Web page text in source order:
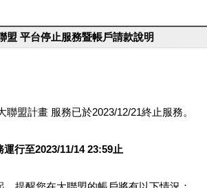
盟 平台停止服務暨帳戶請款說明
聯盟計畫 服務已於2023/12/21終止服務。
運行至2023/11/14 23:59止